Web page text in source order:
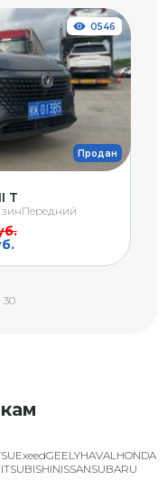
Продан
0546
T
Передний
30
ExeedGEELYHAVALHONDA
NISSANSUBARU